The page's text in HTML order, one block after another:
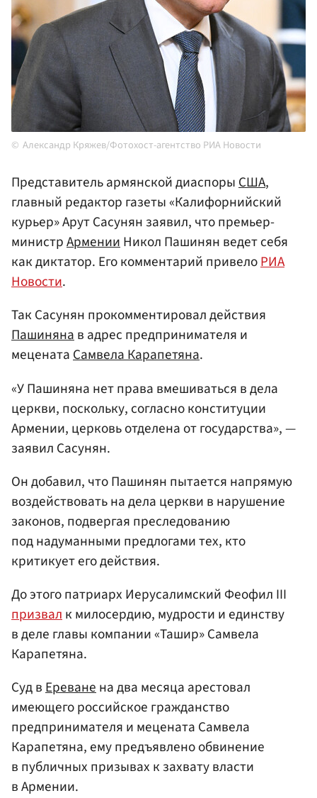
Александр Кряжев/Фотохост-агентство РИА Новости
Представитель армянской диаспорыСША,
главный редактор газеты «Калифорнийский
курьер» Арут Сасунян заявил, что премьер-
министрАрменииНикол Пашинян ведет себя
как диктатор. Его комментарий привелоРИА
Новости.
Так Сасунян прокомментировал действия
Пашинянав адрес предпринимателя и
меценатаСамвела Карапетяна.
«У Пашиняна нет права вмешиваться в дела
церкви, поскольку, согласно конституции
Армении, церковь отделена от государства», —
заявил Сасунян.
Он добавил, что Пашинян пытается напрямую
воздействовать на дела церкви в нарушение
законов, подвергая преследованию
под надуманными предлогами тех, кто
критикует его действия.
До этого патриарх Иерусалимский Феофил III
призвалк милосердию, мудрости и единству
в деле главы компании «Ташир» Самвела
Карапетяна.
Суд вЕреванена два месяца арестовал
имеющего российское гражданство
предпринимателя и мецената Самвела
Карапетяна, ему предъявлено обвинение
в публичных призывах к захвату власти
в Армении.